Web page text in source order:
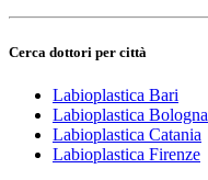
Cerca dottori per città
Labioplastica Bari
Labioplastica Bologna
Labioplastica Catania
Labioplastica Firenze